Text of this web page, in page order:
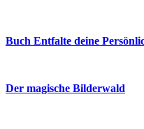
Buch Entfalte deine
Der magische Bilderwald